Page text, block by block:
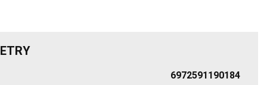
6972591190184